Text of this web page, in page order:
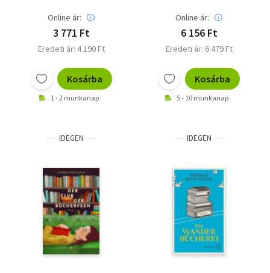
Online ár:
3 771 Ft
Eredeti ár: 4 190 Ft
Kosárba
1 - 2 munkanap
Online ár:
6 156 Ft
Eredeti ár: 6 479 Ft
Kosárba
5 - 10 munkanap
IDEGEN IDEGEN